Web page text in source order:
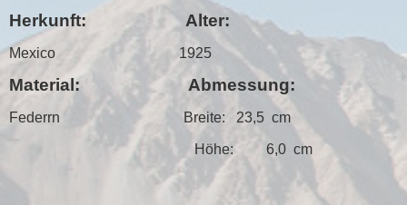
Herkunft: Alter:
Mexico 1925
Material: Abmessung:
Federrn Breite: 23,5 cm
Höhe: 6,0 cm